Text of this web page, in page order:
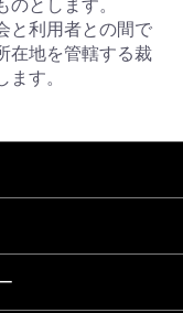
とします。
と利用者との間で
在地を管轄する裁
す。